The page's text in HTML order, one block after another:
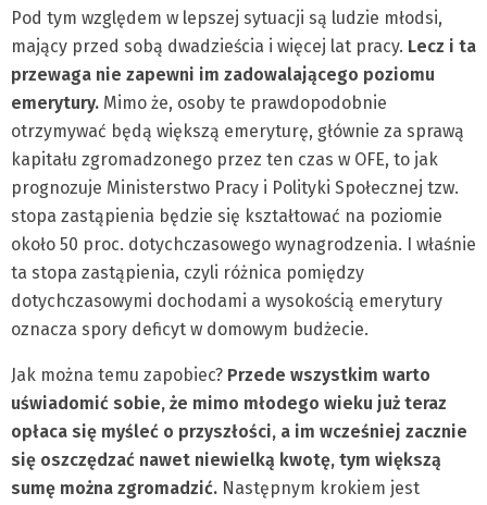
Pod tym względem w lepszej sytuacji są ludzie młodsi,
mający przed sobą dwadzieścia i więcej lat pracy. Lecz i ta
przewaga nie zapewni im zadowalającego poziomu
emerytury. Mimo że, osoby te prawdopodobnie
otrzymywać będą większą emeryturę, głównie za sprawą
kapitału zgromadzonego przez ten czas w OFE, to jak
prognozuje Ministerstwo Pracy i Polityki Społecznej tzw.
stopa zastąpienia będzie się kształtować na poziomie
około 50 proc. dotychczasowego wynagrodzenia. I właśnie
ta stopa zastąpienia, czyli różnica pomiędzy
dotychczasowymi dochodami a wysokością emerytury
oznacza spory deficyt w domowym budżecie.
Jak można temu zapobiec? Przede wszystkim warto
uświadomić sobie, że mimo młodego wieku już teraz
opłaca się myśleć o przyszłości, a im wcześniej zacznie
się oszczędzać nawet niewielką kwotę, tym większą
sumę można zgromadzić. Następnym krokiem jest